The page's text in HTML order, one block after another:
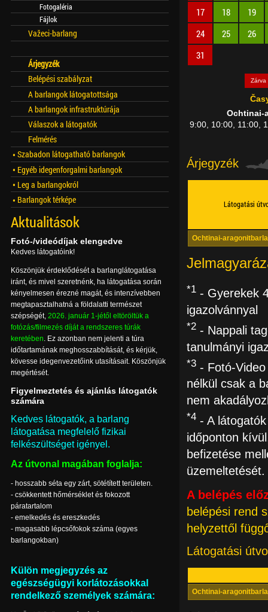
17
18
19
24
25
26
31
Zárva
Ochtinai-
9:00, 10:00, 11:00,
Árjegyzék
Látogatási
Ochtinai-
*1 - Gyerekek
igazolvánnyal
*2 - Nappali
tanulmányi
*3 - Fotó-
nélkül csak a
nem
*4 - A
időponton
befizetése
üzemeltetését.
A belépés
belépési rend
helyzettől
Látogatási
Ochtinai-
Fotogaléria
Fájlok
Važeci-barlang
Árjegyzék
Belépési szabályzat
A barlangok látogatottsága
A barlangok infrastruktúrája
Válaszok a látogatók
Felmérés
Szabadon látogatható barlangok
Egyéb idegenforgalmi barlangok
Leg a barlangokról
Barlangok térképe
Aktualitások
Fotó-/videódíjak elengedve
Kedves látogatóink!
Köszönjük érdeklődését a barlanglátogatása
iránt, és mivel szeretnénk, ha látogatása során
kényelmesen érezné magát, és intenzívebben
megtapasztalhatná a földalatti természet
szépségét, 2026. január 1-jétől eltöröltük a
fotózás/filmezés díját a rendszeres túrák
keretében . Ez azonban nem jelenti a túra
időtartamának meghosszabbítását, és kérjük,
kövesse idegenvezetőink utasításait. Köszönjük
megértését.
Figyelmeztetés és ajánlás látogatók
számára
Kedves látogatók, a barlang
látogatása megfelelő fizikai
felkészültséget igényel.
Az útvonal magában foglalja:
- hosszabb séta egy zárt, sötétített területen.
- csökkentett hőmérséklet és fokozott
páratartalom
- emelkedés és ereszkedés
- magasabb lépcsőfokok száma (egyes
barlangokban)
Külön megjegyzés az
egészségügyi korlátozásokkal
rendelkező személyek számára: